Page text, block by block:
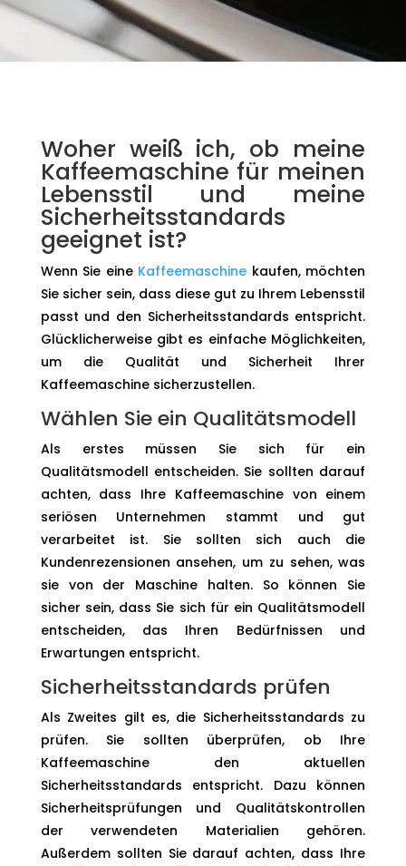
Woher weiß ich, ob meine
Kaffeemaschine für meinen
Lebensstil und meine
Sicherheitsstandards
geeignet ist?
Wenn Sie eine Kaffeemaschine kaufen, möchten
Sie sicher sein, dass diese gut zu Ihrem Lebensstil
passt und den Sicherheitsstandards entspricht.
Glücklicherweise gibt es einfache Möglichkeiten,
um die Qualität und Sicherheit Ihrer
Kaffeemaschine sicherzustellen.
Wählen Sie ein Qualitätsmodell
Als erstes müssen Sie sich für ein
Qualitätsmodell entscheiden. Sie sollten darauf
achten, dass Ihre Kaffeemaschine von einem
seriösen Unternehmen stammt und gut
verarbeitet ist. Sie sollten sich auch die
Kundenrezensionen ansehen, um zu sehen, was
sie von der Maschine halten. So können Sie
sicher sein, dass Sie sich für ein Qualitätsmodell
entscheiden, das Ihren Bedürfnissen und
Erwartungen entspricht.
Sicherheitsstandards prüfen
Als Zweites gilt es, die Sicherheitsstandards zu
prüfen. Sie sollten überprüfen, ob Ihre
Kaffeemaschine den aktuellen
Sicherheitsstandards entspricht. Dazu können
Sicherheitsprüfungen und Qualitätskontrollen
der verwendeten Materialien gehören.
Außerdem sollten Sie darauf achten, dass Ihre